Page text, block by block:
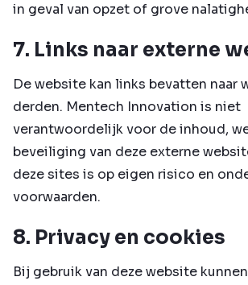
in geval van opzet of grove
7. Links naar externe
De website kan links bevatten naar
derden. Mentech Innovation is niet
verantwoordelijk voor de inhoud,
beveiliging van deze externe
deze sites is op eigen risico en
voorwaarden.
8. Privacy en cookies
Bij gebruik van deze website kunnen